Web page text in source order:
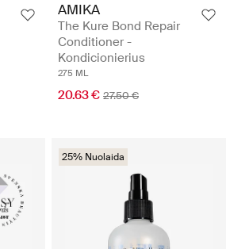
AMIKA
The Kure Bond Repair
Conditioner -
Kondicionierius
275 ML
20.63 € 27.50 €
25% Nuolaida